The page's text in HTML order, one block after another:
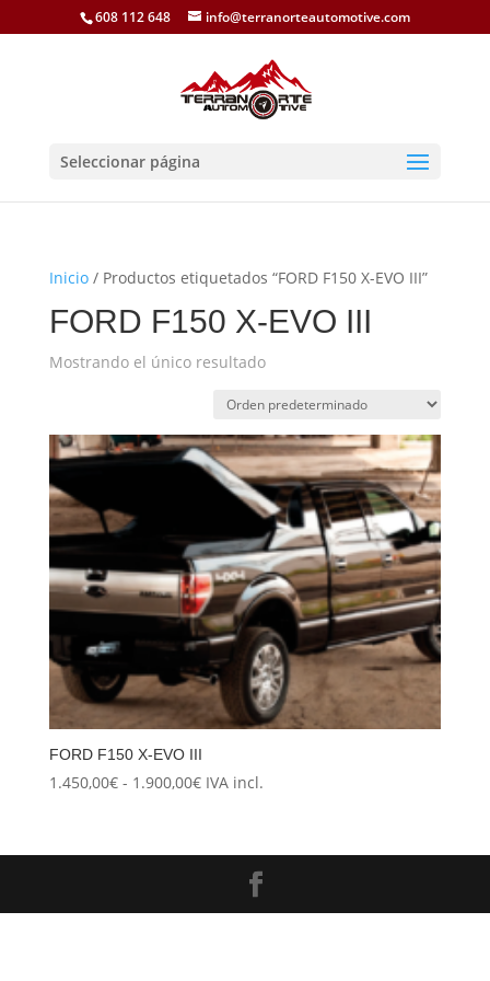
608 112 648 info@terranorteautomotive.com
Seleccionar página
Inicio/ Productos etiquetados “FORD F150 X-EVO III”
FORD F150 X-EVO III
Mostrando el único resultado
FORD F150 X-EVO III
1.450,00€ - 1.900,00€Rango
desde
1.450,00€
IVA incl.